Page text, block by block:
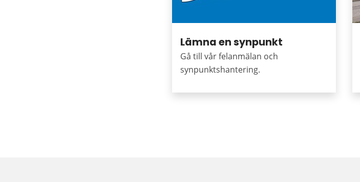
Lämna en synpunkt
Gå till vår felanmälan och
synpunktshantering.